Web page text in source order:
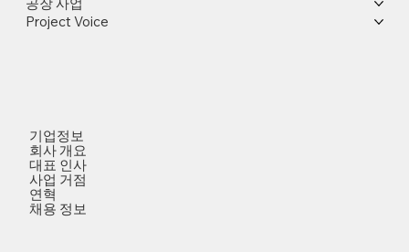
공장 사업
Project Voice
기업정보
회사 개요
대표 인사
사업 거점
연혁
채용 정보